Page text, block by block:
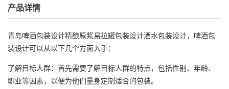
产品详情
青岛啤酒包装设计精酿原浆易拉罐包装设计酒水包装设计，啤酒包
装设计可以从以下几个方面入手：
了解目标人群：首先需要了解目标人群的特点，包括性别、年龄、
职业等因素，以便为他们量身定制适合的包装。